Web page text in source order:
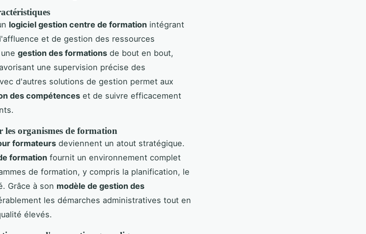
logiciel gestion centre de formation intégrant
et de gestion des ressources
gestion des formations de bout en bout,
une supervision précise des
d'autres solutions de gestion permet aux
des compétences et de suivre efficacement
organismes de formation
formateurs deviennent un atout stratégique.
formation fournit un environnement complet
de formation, y compris la planification, le
Grâce à son modèle de gestion des
les démarches administratives tout en
élevés.